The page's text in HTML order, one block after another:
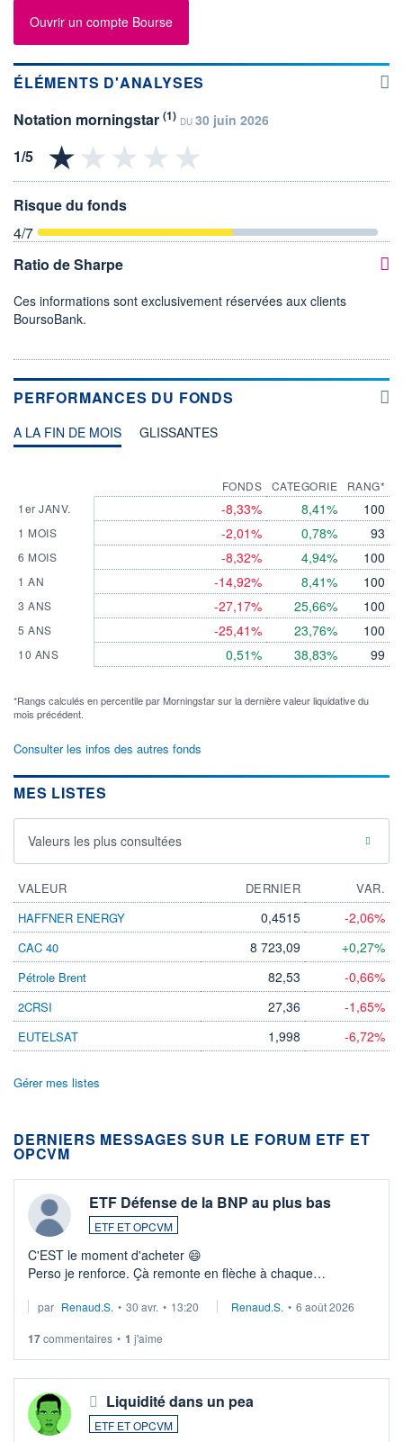
Ouvrir un compte Bourse
ÉLÉMENTS D'ANALYSES
Notation morningstar (1) DU 30 juin 2026
Risque du fonds
4/7
Ratio de Sharpe
Ces informations sont exclusivement réservées aux clients
BoursoBank.
PERFORMANCES DU FONDS
A LA FIN DE MOIS GLISSANTES
1er JANV.
1 MOIS
6 MOIS
1 AN
3 ANS
5 ANS
10 ANS
FONDS
-8,33%
-2,01%
-8,32%
-14,92%
-27,17%
-25,41%
0,51%
CATEGORIE
8,41%
0,78%
4,94%
8,41%
25,66%
23,76%
38,83%
RANG*
100
93
100
100
100
100
99
*Rangs calculés en percentile par Morningstar sur la dernière valeur liquidative du
mois précédent.
Consulter les infos des autres fonds
MES LISTES
Valeurs les plus consultées
VALEUR DERNIER
VAR.
HAFFNER ENERGY
0,4515 -2,06%
CAC 40 8 723,09 +0,27%
Pétrole Brent 82,53 -0,66%
2CRSI 27,36 -1,65%
EUTELSAT 1,998 -6,72%
Gérer mes listes
DERNIERS MESSAGES SUR LE FORUM ETF ET
OPCVM
ETF Défense de la BNP au plus bas
ETF ET OPCVM
C'EST le moment d'acheter 😄​
Perso je renforce. Çà remonte en flèche à chaque
Investissement long terme tip top pour sa retraite.
par Renaud.S. • 30 avr. • 13:20 Renaud.S. • 6 août 2026
17commentaires • 1 j'aime
Liquidité dans un pea
ETF ET OPCVM